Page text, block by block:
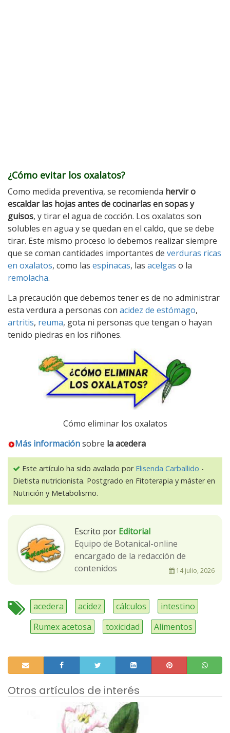
¿Cómo evitar los oxalatos?
Como medida preventiva, se recomienda hervir o
escaldar las hojas antes de cocinarlas en sopas y
guisos, y tirar el agua de cocción. Los oxalatos son
solubles en agua y se quedan en el caldo, que se debe
tirar. Este mismo proceso lo debemos realizar siempre
que se coman cantidades importantes de verduras ricas
en oxalatos, como las espinacas, las acelgas o la
remolacha.
La precaución que debemos tener es de no administrar
esta verdura a personas con acidez de estómago,
artritis, reuma, gota ni personas que tengan o hayan
tenido piedras en los riñones.
Cómo eliminar los oxalatos
Más informaciónsobre la acedera
Este artículo ha sido avalado por Elisenda Carballido -
Dietista nutricionista. Postgrado en Fitoterapia y máster en
Nutrición y Metabolismo.
Escrito por Editorial
Equipo de Botanical-online
encargado de la redacción de
contenidos
14 julio, 2026
acedera acidez cálculos
intestino
Rumex acetosa
toxicidad Alimentos
Otros artículos de interés